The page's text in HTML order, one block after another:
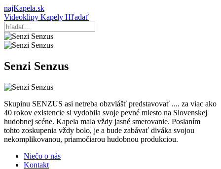
najKapela.sk
Videoklipy Kapely Hľadať
Senzi Senzus
Skupinu SENZUS asi netreba obzvlášť predstavovať .... za viac ako
40 rokov existencie si vydobila svoje pevné miesto na Slovenskej
hudobnej scéne. Kapela mala vždy jasné smerovanie. Poslaním
tohto zoskupenia vždy bolo, je a bude zabávať diváka svojou
nekomplikovanou, priamočiarou hudobnou produkciou.
Niečo o nás
Kontakt